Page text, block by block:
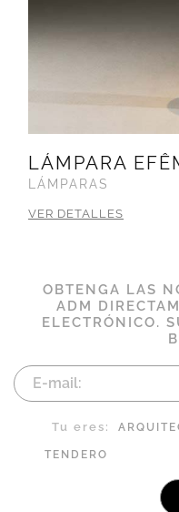
LÁMPARA
LÁMPARAS
VER DETALLES
OBTENGA LAS
ADM
ELECTRÓNICO.
Tu eres:
TENDERO